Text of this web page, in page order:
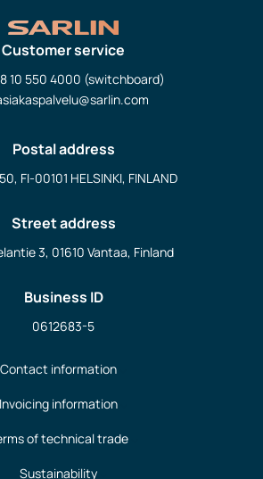
Customer service
10 550 4000 (switchboard)
Postal address
FI-00101 HELSINKI, FINLAND
Street address
3, 01610 Vantaa, Finland
Business ID
0612683-5
Contact information
Invoicing information
of technical trade
Sustainability